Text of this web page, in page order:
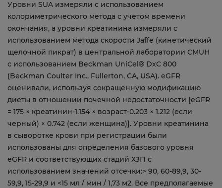
Уровни SUA измеряли с использованием
колориметрического метода с учетом времени
окончания, а уровни креатинина измеряли с
использованием метода скорости Jaffe (кинетический
щелочной пикрат) в центральной лаборатории CMUH
с использованием Beckman UniCel® DxC 800
(Beckman Coulter Inc., Fullerton, CA, USA). eGFR
оценивали, используя сокращенную модификацию
диеты в отношении почечной недостаточности [eGFR
= 175 × креатинин-1.154 × возраст-0.203 × 1.212 (если
черный) × 0.742 (если женщина)]. Уровни креатинина
в сыворотке крови при регистрации были
использованы для определения базового уровня
eGFR и соответствующих стадий ХЗП с
использованием значений отсечки:> 90, 60-89,9, 30-
59,9, 15-29,9 и <15 мл / мин / 1,73 м2. Все предполагаемые